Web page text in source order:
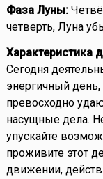
Фаза Луны:
четверть, Луна
Характеристика
Сегодня
энергичный день,
превосходно
насущные дела.
упускайте
проживите этот
движении,